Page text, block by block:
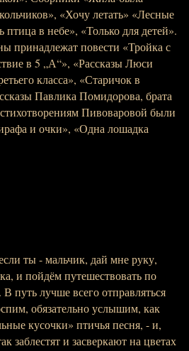
«Хочу летать» «Лесные
птица в небе», «Только для детей».
повести «Тройка с
в 5 „А“», «Рассказы Люси
класса», «Старичок в
Павлика Помидорова, брата
Пивоваровой были
и очки», «Одна лошадка
ты - мальчик, дай мне руку,
и пойдём путешествовать по
путь лучше всего отправляться
обязательно услышим, как
кусочки» птичья песня, - и,
заблестят и засверкают на цветах